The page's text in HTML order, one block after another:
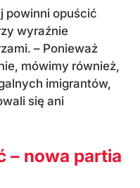
powinni opuścić
wyraźnie
– Ponieważ
mówimy również,
imigrantów,
się ani
– nowa partia